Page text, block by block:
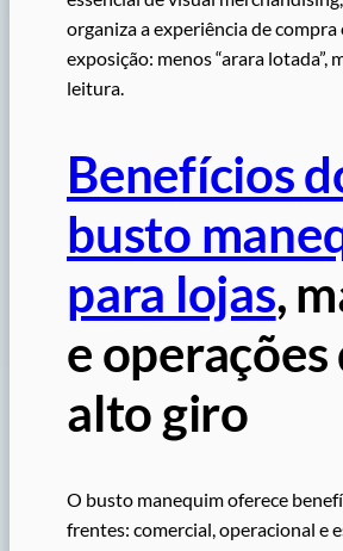
organiza a experiência de compra
exposição: menos “arara lotada”,
leitura.
Benefícios
busto
para lojas,
e operações
alto giro
O busto manequim oferece
frentes: comercial, operacional e